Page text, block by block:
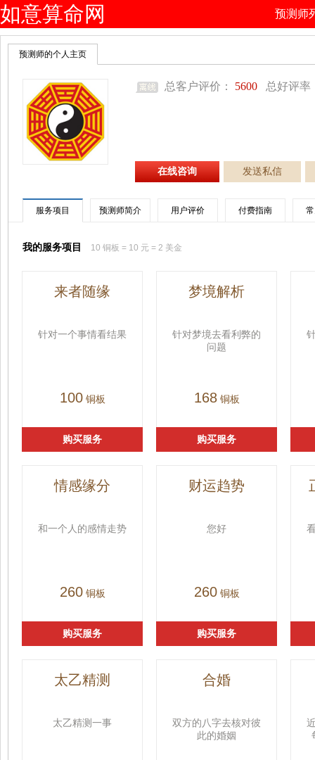
如意算命网 预测师
预测师的个人主页
总客户评价： 5600 总好评率
在线咨询 发送私信
服务项目 预测师简介 用户评价 付费指南
我的服务项目 10 铜板 = 10 元 = 2 美金
来者随缘
针对一个事情看结果
100铜板
购买服务
梦境解析
针对梦境去看利弊的
问题
168铜板
购买服务
情感缘分
和一个人的感情走势
260铜板
购买服务
财运趋势
您好
260铜板
购买服务
太乙精测
太乙精测一事
合婚
双方的八字去核对彼
此的婚姻